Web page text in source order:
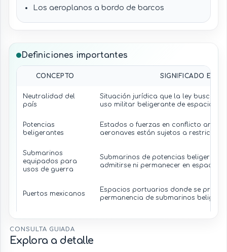
Los aeroplanos a bordo de barcos
mientras permanezcan en espacios
La derogación del artículo segundo elimina
cualquier efecto jurídico de esa disposición
anterior.
retiro, no admisión, control o intervención de
autoridades competentes conforme al
marco legal aplicable.
Definiciones importantes
CONCEPTO SIGNIFICADO EN
Neutralidad del
país
Situación jurídica que la ley busca
uso militar beligerante de espacios
Potencias
beligerantes
Estados o fuerzas en conflicto
aeronaves están sujetos a restricción.
Submarinos
equipados para
usos de guerra
Submarinos de potencias
admitirse ni permanecer en espacios
Puertos mexicanos
Espacios portuarios donde se
permanencia de submarinos
Fondeaderos
mexicanos
Zonas de fondeo incluidas en la
Aguas territoriales
CONSULTA GUIADA
Explora a detalle